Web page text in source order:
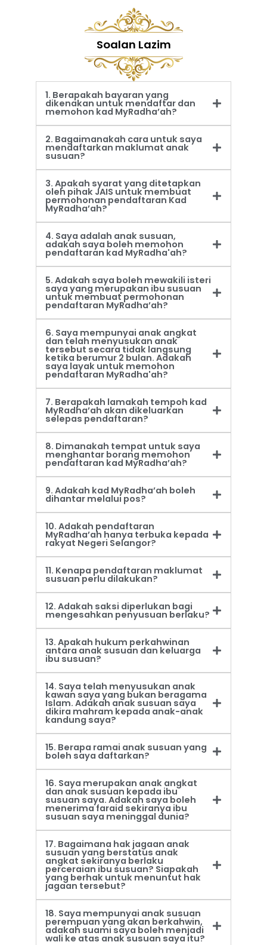
Soalan Lazim
1. Berapakah bayaran yang
dikenakan untuk mendaftar dan
memohon kad MyRadha’ah?
2. Bagaimanakah cara untuk saya
mendaftarkan maklumat anak
susuan?
3. Apakah syarat yang ditetapkan
oleh pihak JAIS untuk membuat
permohonan pendaftaran Kad
MyRadha’ah?
4. Saya adalah anak susuan,
adakah saya boleh memohon
pendaftaran kad MyRadha'ah?
5. Adakah saya boleh mewakili isteri
saya yang merupakan ibu susuan
untuk membuat permohonan
pendaftaran MyRadha’ah?
6. Saya mempunyai anak angkat
dan telah menyusukan anak
tersebut secara tidak langsung
ketika berumur 2 bulan. Adakah
saya layak untuk memohon
pendaftaran MyRadha'ah?
7. Berapakah lamakah tempoh kad
MyRadha’ah akan dikeluarkan
selepas pendaftaran?
8. Dimanakah tempat untuk saya
menghantar borang memohon
pendaftaran kad MyRadha’ah?
9. Adakah kad MyRadha’ah boleh
dihantar melalui pos?
10. Adakah pendaftaran
MyRadha’ah hanya terbuka kepada
rakyat Negeri Selangor?
11. Kenapa pendaftaran maklumat
susuan perlu dilakukan?
12. Adakah saksi diperlukan bagi
mengesahkan penyusuan berlaku?
13. Apakah hukum perkahwinan
antara anak susuan dan keluarga
ibu susuan?
14. Saya telah menyusukan anak
kawan saya yang bukan beragama
Islam. Adakah anak susuan saya
dikira mahram kepada anak-anak
kandung saya?
15. Berapa ramai anak susuan yang
boleh saya daftarkan?
16. Saya merupakan anak angkat
dan anak susuan kepada ibu
susuan saya. Adakah saya boleh
menerima faraid sekiranya ibu
susuan saya meninggal dunia?
17. Bagaimana hak jagaan anak
susuan yang berstatus anak
angkat sekiranya berlaku
perceraian ibu susuan? Siapakah
yang berhak untuk menuntut hak
jagaan tersebut?
18. Saya mempunyai anak susuan
perempuan yang akan berkahwin,
adakah suami saya boleh menjadi
wali ke atas anak susuan saya itu?